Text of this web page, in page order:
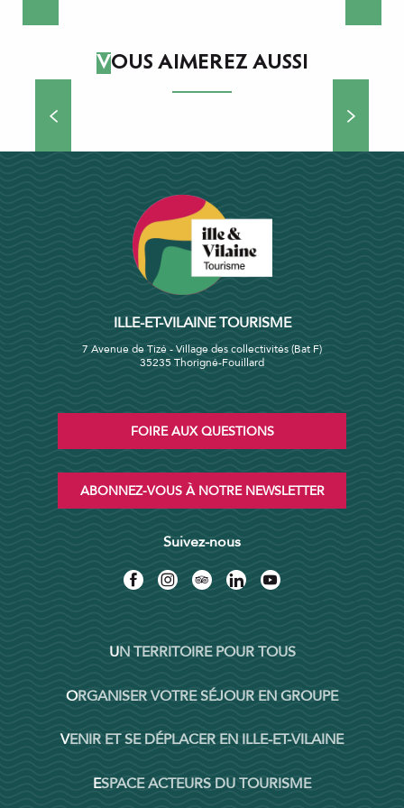
VOUS AIMEREZ AUSSI
Sites remarquables
DÉCOUVRIR
ILLE-ET-VILAINE TOURISME
7 Avenue de Tizé - Village des collectivités (Bat F)
35235 Thorigné-Fouillard
FOIRE AUX QUESTIONS
ABONNEZ-VOUS À NOTRE NEWSLETTER
Suivez-nous
UN TERRITOIRE POUR TOUS
ORGANISER VOTRE SÉJOUR EN GROUPE
VENIR ET SE DÉPLACER EN ILLE-ET-VILAINE
ESPACE ACTEURS DU TOURISME